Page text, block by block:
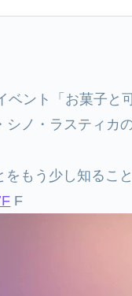
ベント「お菓子と
ノ・ラスティカ
もう少し知るこ
F